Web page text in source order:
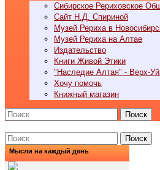
Сибирское Рериховское
Сайт Н.Д. Спириной
Музей Рериха в
Музей Рериха на Алтае
Издательство
Книги Живой Этики
"Наследие Алтая" - Верх-
Хочу помочь
Книжный магазин
Поиск
Поиск
Мысли на каждый день